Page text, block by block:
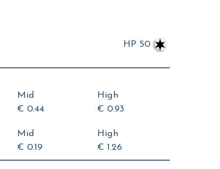
HP 50
Mid
€ 0.44
High
€ 0.93
Mid
€ 0.19
High
€ 1.26